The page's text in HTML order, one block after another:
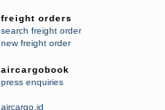
freight orders
search freight order
new freight order
aircargobook
press enquiries
aircargo.id